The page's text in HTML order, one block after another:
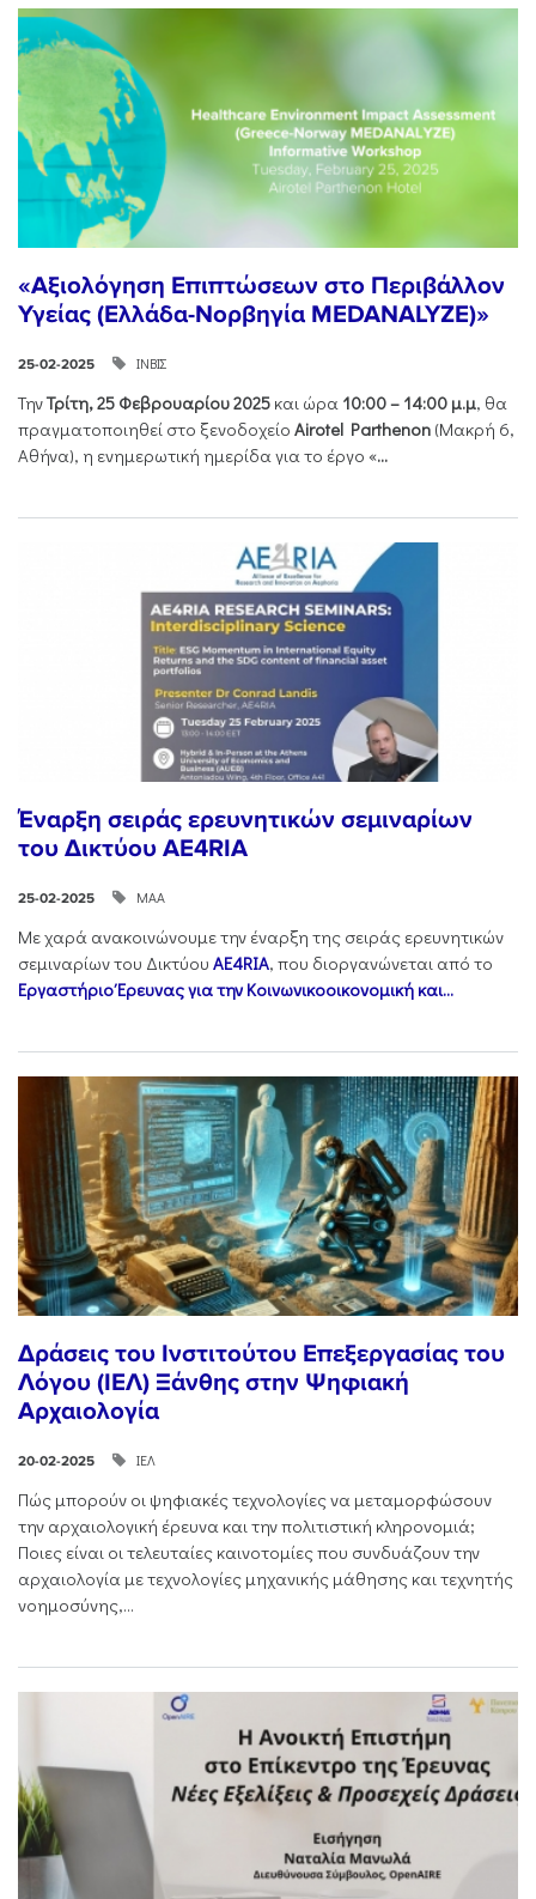
«Αξιολόγηση Επιπτώσεων στο Περιβάλλον
Υγείας (Ελλάδα-Νορβηγία MEDANALYZE)»
25-02-2025 ΙΝΒΙΣ
ΤηνΤρίτη, 25 Φεβρουαρίου 2025 και ώρα 10:00 – 14:00 μ.μ, θα
πραγματοποιηθεί στο ξενοδοχείο Airotel Parthenon (Μακρή 6,
Αθήνα), η ενημερωτική ημερίδα για το έργο «...
Έναρξη σειράς ερευνητικών σεμιναρίων
του Δικτύου AE4RIA
25-02-2025 ΜΑΑ
Με χαρά ανακοινώνουμε την έναρξη της σειράς ερευνητικών
σεμιναρίων του Δικτύου AE4RIA, που διοργανώνεται από το
Εργαστήριο Έρευνας για την Κοινωνικοοικονομική και...
Δράσεις του Ινστιτούτου Επεξεργασίας του
Λόγου (ΙΕΛ) Ξάνθης στην Ψηφιακή
Αρχαιολογία
20-02-2025 ΙΕΛ
Πώς μπορούν οι ψηφιακές τεχνολογίες να μεταμορφώσουν
την αρχαιολογική έρευνα και την πολιτιστική κληρονομιά;
Ποιες είναι οι τελευταίες καινοτομίες που συνδυάζουν την
αρχαιολογία με τεχνολογίες μηχανικής μάθησης και τεχνητής
νοημοσύνης,...